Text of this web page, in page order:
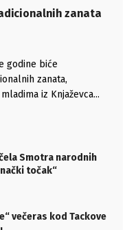
zanata
godine biće
zanata,
iz Knjaževca...
Smotra narodnih
točak“
večeras kod Tackove